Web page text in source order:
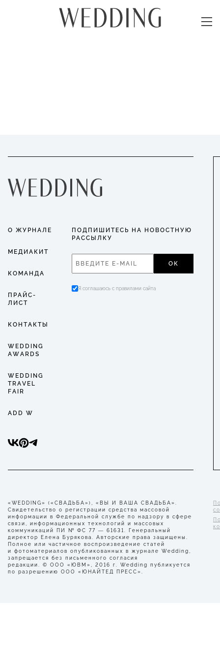
О ЖУРНАЛЕ
МЕДИАКИТ
КОМАНДА
ПРАЙС-
ЛИСТ
КОНТАКТЫ
WEDDING
AWARDS
WEDDING
TRAVEL
FAIR
ADD W
ПОДПИШИТЕСЬ НА НОВОСТНУЮ
РАССЫЛКУ
ОК
Я соглашаюсь с правилами сайта
«WEDDING» («СВАДЬБА»), «ВЫ И ВАША СВАДЬБА».
Свидетельство о регистрации средства массовой
информации в Федеральной службе по надзору в сфере
связи, информационных технологий и массовых
коммуникаций ПИ № ФС 77 — 61631. Генеральный
директор Елена Бурякова. Авторские права защищены.
Полное или частичное воспроизведение статей
и фотоматериалов опубликованных в журнале Wedding,
запрещается без письменного согласия
редакции. © ООО «ЮВМ», 2016 г. Wedding публикуется
по разрешению ООО «ЮНАЙТЕД ПРЕСС».